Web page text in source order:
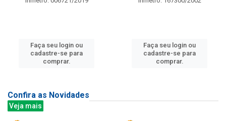
Faça seu login ou
cadastre-se para
comprar.
Faça seu login ou
cadastre-se para
comprar.
Confira as Novidades
Veja mais